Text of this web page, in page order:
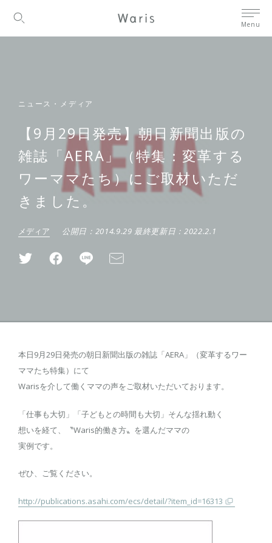
Menu
ニュース・メディア
【9月29日発売】朝日新聞出版の
雑誌「AERA」（特集：変革する
ワーママたち）にご取材いただ
きました。
メディア 公開日： 2014.9.29 最終更新日：2022.2.1
本日9月29日発売の朝日新聞出版の雑誌「AERA」（変革するワー
ママたち特集）にて
Warisを介して働くママの声をご取材いただいております。
「仕事も大切」「子どもとの時間も大切」そんな揺れ動く
想いを経て、〝Waris的働き方〟を選んだママの
実例です。
ぜひ、ご覧ください。
http://publications.asahi.com/ecs/detail/?item_id=16313